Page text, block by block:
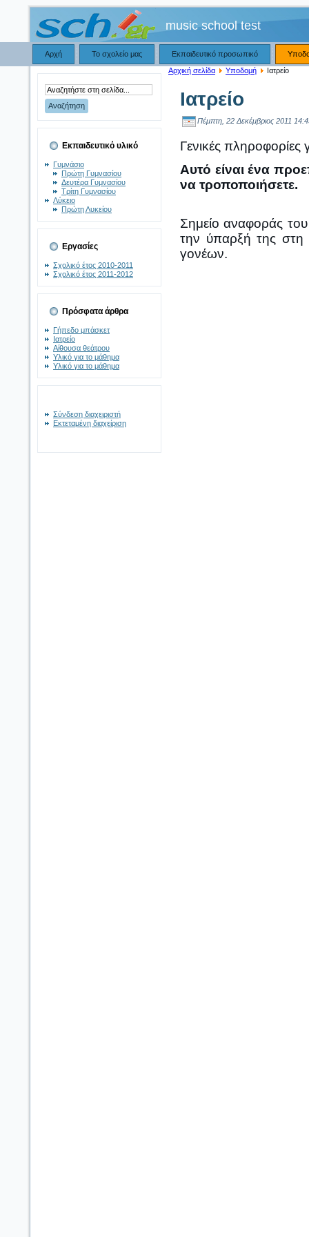
music school test
Αρχή Το σχολείο μας Εκπαιδευτικό προσωπικό
Εκπαιδευτικό υλικό
Γυμνάσιο
Πρώτη Γυμνασίου
Δευτέρα Γυμνασίου
Τρίτη Γυμνασίου
Λύκειο
Πρώτη Λυκείου
Εργασίες
Σχολικό έτος 2010-2011
Σχολικό έτος 2011-2012
Πρόσφατα άρθρα
Γήπεδο μπάσκετ
Ιατρείο
Αίθουσα θεάτρου
Υλικό για το μάθημα
Υλικό για το μάθημα
Σύνδεση διαχειριστή
Εκτεταμένη διαχείριση
Αρχική σελίδα Υποδομή Ιατρείο
Ιατρείο
Πέμπτη, 22 Δεκέμβριος 2011
Γενικές πληροφορίες
Αυτό είναι ένα
να τροποποιήσετε.
Σημείο αναφοράς του
την ύπαρξή της στη
γονέων.